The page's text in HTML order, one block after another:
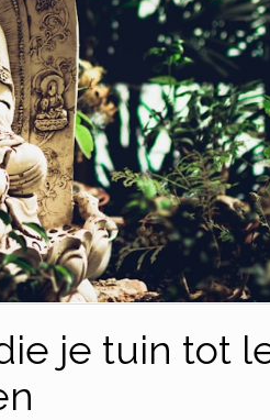
je tuin tot